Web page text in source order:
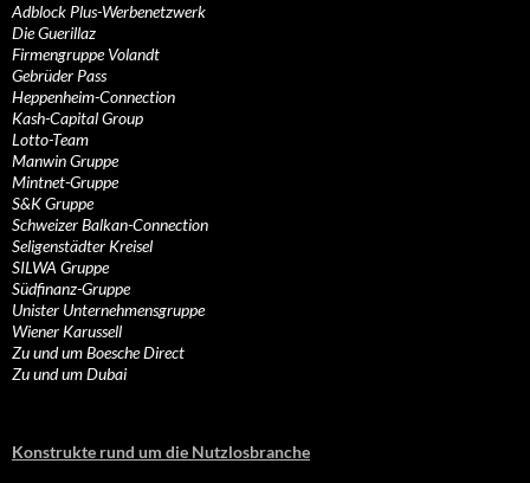
Adblock Plus-Werbenetzwerk
Die Guerillaz
Firmengruppe Volandt
Gebrüder Pass
Heppenheim-Connection
Kash-Capital Group
Lotto-Team
Manwin Gruppe
Mintnet-Gruppe
S&K Gruppe
Schweizer Balkan-Connection
Seligenstädter Kreisel
SILWA Gruppe
Südfinanz-Gruppe
Unister Unternehmensgruppe
Wiener Karussell
Zu und um Boesche Direct
Zu und um Dubai
Konstrukte rund um die Nutzlosbranche